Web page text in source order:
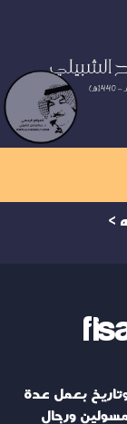
>
بعمل عدة
ورجال